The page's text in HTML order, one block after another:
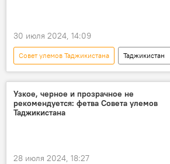
30 июля 2024, 14:09
Совет улемов Таджикистана
Таджикистан
Россия
теракт
Религия
Узкое, черное и прозрачное не
рекомендуется: фетва Совета улемов
Таджикистана
28 июля 2024, 18:27